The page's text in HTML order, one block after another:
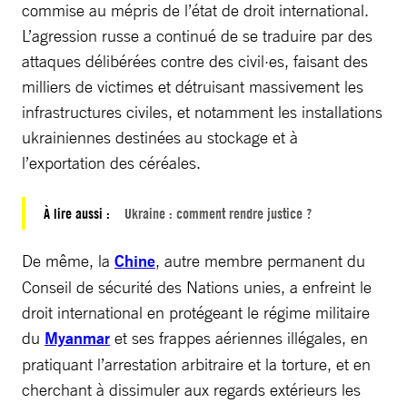
commise au mépris de l’état de droit international.
L’agression russe a continué de se traduire par des
attaques délibérées contre des civil·es, faisant des
milliers de victimes et détruisant massivement les
infrastructures civiles, et notamment les installations
ukrainiennes destinées au stockage et à
l’exportation des céréales.
À lire aussi : Ukraine : comment rendre justice ?
De même, la Chine, autre membre permanent du
Conseil de sécurité des Nations unies, a enfreint le
droit international en protégeant le régime militaire
du Myanmar et ses frappes aériennes illégales, en
pratiquant l’arrestation arbitraire et la torture, et en
cherchant à dissimuler aux regards extérieurs les